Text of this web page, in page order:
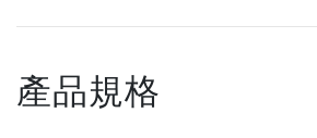
產品規格